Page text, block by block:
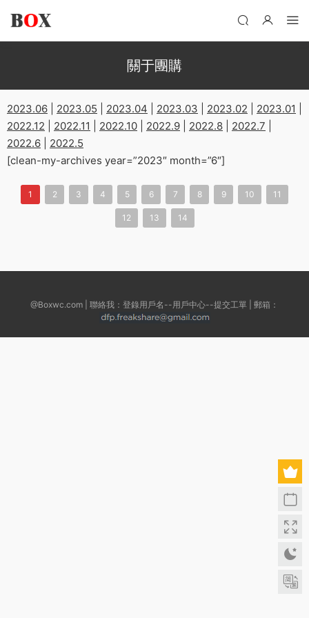
關于團購
2023.06 2023.05 2023.04 2023.03 2023.02 2023.01
2022.12
2022.11 2022.10 2022.9 2022.8 2022.7
2022.6
2022.5
[clean-my-archives year=”2023″ month=”6″]
1 2 3 4 5 6 7 8 9 10 11
12 13 14
@Boxwc.com | 聯絡我：登錄用戶名--用戶中心--提交工單 | 郵箱：